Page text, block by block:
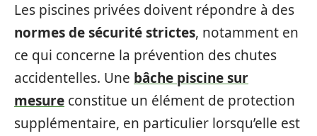
Les piscines privées doivent répondre à des
normes de sécurité strictes, notamment en
ce qui concerne la prévention des chutes
accidentelles. Une bâche piscine sur
mesure constitue un élément de protection
supplémentaire, en particulier lorsqu’elle est